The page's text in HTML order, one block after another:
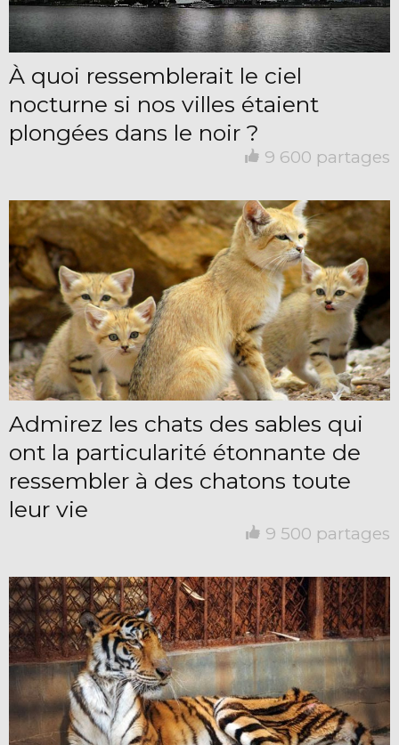
À quoi ressemblerait le ciel
nocturne si nos villes étaient
plongées dans le noir ?
9 600 partages
Admirez les chats des sables qui
ont la particularité étonnante de
ressembler à des chatons toute
leur vie
9 500 partages